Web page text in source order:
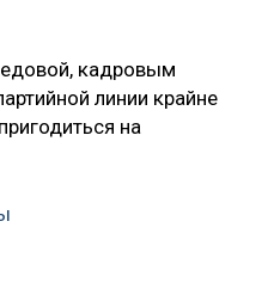
кадровым
линии крайне
на